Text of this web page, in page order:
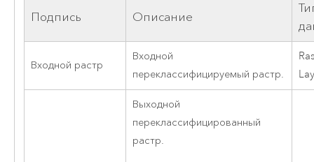
Подпись Описание
Входной растр
Входной
переклассифицируемый растр.
Выходной
переклассифицированный
растр.